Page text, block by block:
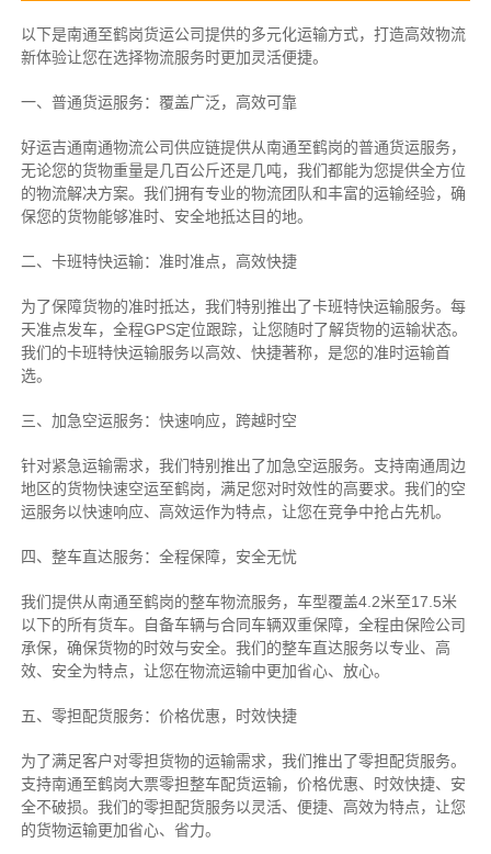
以下是南通至鹤岗货运公司提供的多元化运输方式，打造高效物流
新体验让您在选择物流服务时更加灵活便捷。
一、普通货运服务：覆盖广泛，高效可靠
好运吉通南通物流公司供应链提供从南通至鹤岗的普通货运服务，
无论您的货物重量是几百公斤还是几吨，我们都能为您提供全方位
的物流解决方案。我们拥有专业的物流团队和丰富的运输经验，确
保您的货物能够准时、安全地抵达目的地。
二、卡班特快运输：准时准点，高效快捷
为了保障货物的准时抵达，我们特别推出了卡班特快运输服务。每
天准点发车，全程GPS定位跟踪，让您随时了解货物的运输状态。
我们的卡班特快运输服务以高效、快捷著称，是您的准时运输首
选。
三、加急空运服务：快速响应，跨越时空
针对紧急运输需求，我们特别推出了加急空运服务。支持南通周边
地区的货物快速空运至鹤岗，满足您对时效性的高要求。我们的空
运服务以快速响应、高效运作为特点，让您在竞争中抢占先机。
四、整车直达服务：全程保障，安全无忧
我们提供从南通至鹤岗的整车物流服务，车型覆盖4.2米至17.5米
以下的所有货车。自备车辆与合同车辆双重保障，全程由保险公司
承保，确保货物的时效与安全。我们的整车直达服务以专业、高
效、安全为特点，让您在物流运输中更加省心、放心。
五、零担配货服务：价格优惠，时效快捷
为了满足客户对零担货物的运输需求，我们推出了零担配货服务。
支持南通至鹤岗大票零担整车配货运输，价格优惠、时效快捷、安
全不破损。我们的零担配货服务以灵活、便捷、高效为特点，让您
的货物运输更加省心、省力。